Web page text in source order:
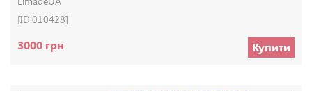
[ID:010428]
3000 грн Купити